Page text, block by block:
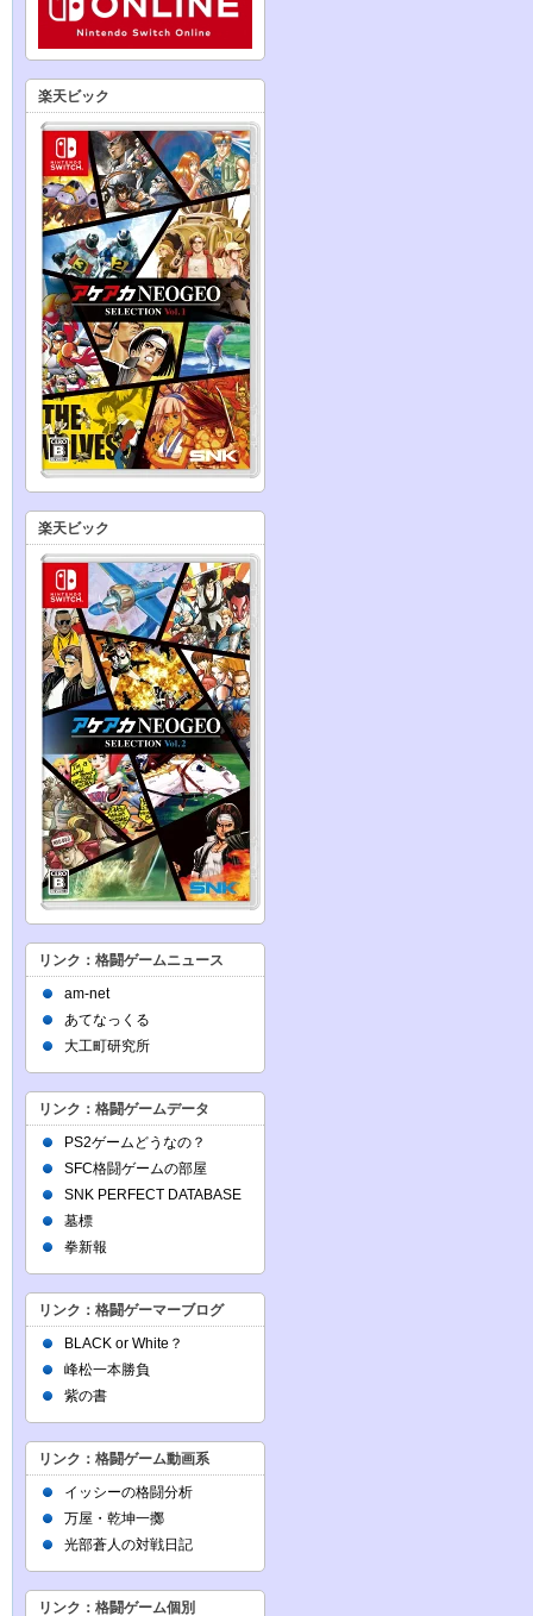
楽天ビック
楽天ビック
リンク：格闘ゲームニュース
am-net
あてなっくる
大工町研究所
リンク：格闘ゲームデータ
PS2ゲームどうなの？
SFC格闘ゲームの部屋
SNK PERFECT DATABASE
墓標
拳新報
リンク：格闘ゲーマーブログ
BLACK or White？
峰松一本勝負
紫の書
リンク：格闘ゲーム動画系
イッシーの格闘分析
万屋・乾坤一擲
光部蒼人の対戦日記
リンク：格闘ゲーム個別